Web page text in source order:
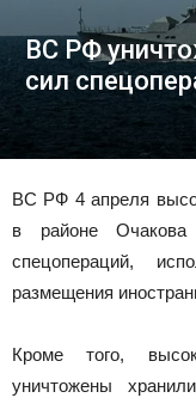
ВС РФ
сил
ВС РФ 4 апреля
в районе Очакова
спецопераций,
размещения
Кроме того,
уничтожены